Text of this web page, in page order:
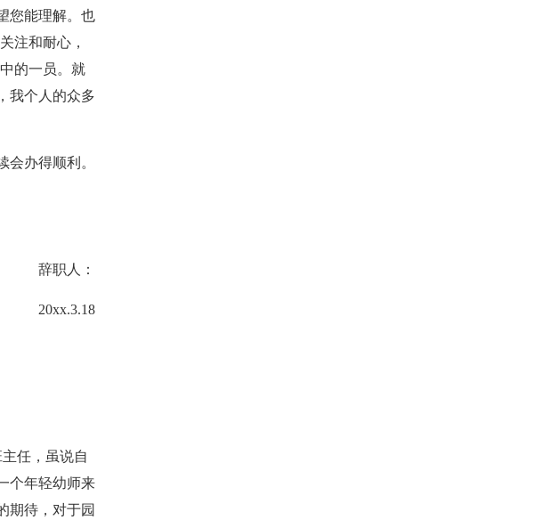
您能理解。也
注和耐心，
的一员。就
我个人的众多
办得顺利。
辞职人：
20xx.3.18
任，虽说自
个年轻幼师来
期待，对于园